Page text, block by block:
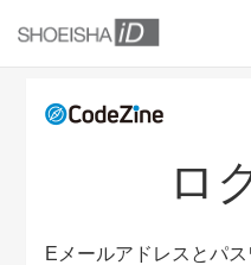
ロ
Eメールアドレスとパ